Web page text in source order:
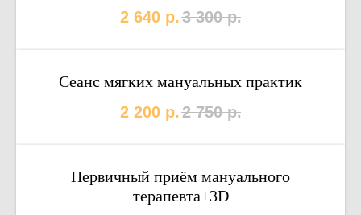
2 640 р.3 300 р.
Сеанс мягких мануальных практик
2 200 р.2 750 р.
Первичный приём мануального
терапевта+3D